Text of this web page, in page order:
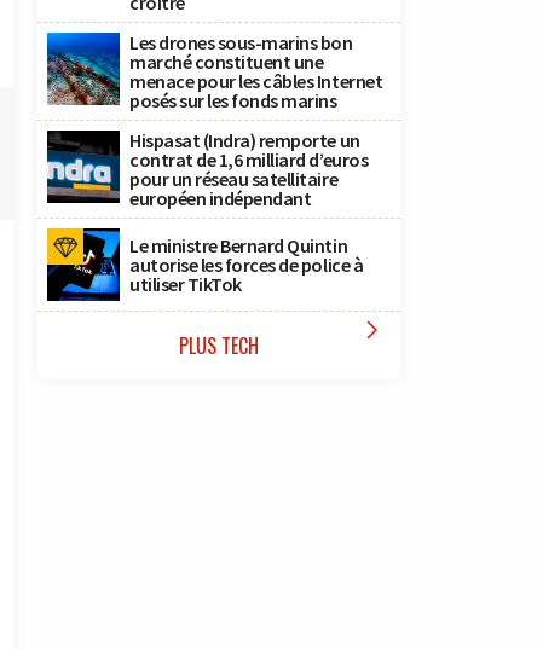
Les drones sous-marins bon
marché constituent une
menace pour les câbles Internet
posés sur les fonds marins
Hispasat (Indra) remporte un
contrat de 1,6 milliard d’euros
pour un réseau satellitaire
européen indépendant
Le ministre Bernard Quintin
autorise les forces de police à
utiliser TikTok
PLUS TECH 